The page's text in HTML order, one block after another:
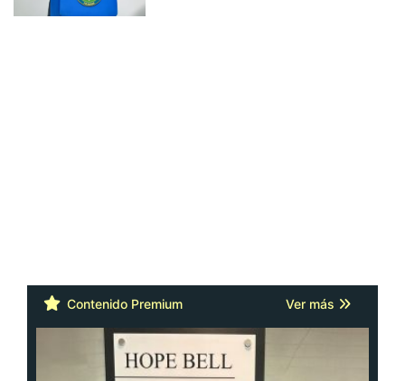
Contenido Premium Ver más